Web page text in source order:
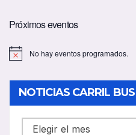
Próximos eventos
No hay eventos programados.
NOTICIAS CARRIL BUS
NOTICIAS